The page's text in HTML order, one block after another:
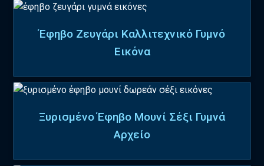
Έφηβο Ζευγάρι Καλλιτεχνικό Γυμνό
Εικόνα
Ξυρισμένο Έφηβο Μουνί Σέξι Γυμνά
Αρχείο